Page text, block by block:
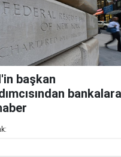
başkan
bankalara